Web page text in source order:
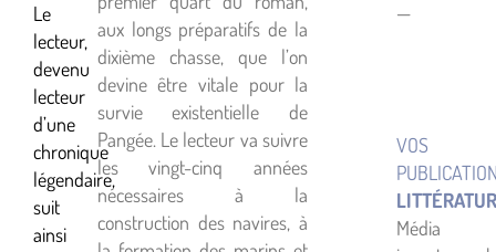
Le
lecteur,
devenu
lecteur
d’une
chronique
légendaire,
suit
ainsi
aux longs préparatifs de la
dixième chasse, que l’on
devine être vitale pour la
survie existentielle de
Pangée. Le lecteur va suivre
les vingt-cinq années
nécessaires à la
construction des navires, à
—
VOS
Média